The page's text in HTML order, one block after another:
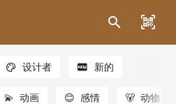
设计者 新的
💫 动画 😊 感情 🐻 动物